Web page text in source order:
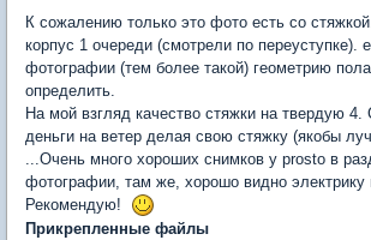
К сожалению только это фото есть со
корпус 1 очереди (смотрели по переуступке).
фотографии (тем более такой) геометрию
определить.
На мой взгляд качество стяжки на твердую
деньги на ветер делая свою стяжку (якобы
...Очень много хороших снимков у prosto в
фотографии, там же, хорошо видно электрику
Рекомендую!
Прикрепленные файлы